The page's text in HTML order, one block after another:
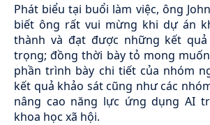
Phát biểu tại buổi làm việc, ông
biết ông rất vui mừng khi dự án
thành và đạt được những kết
trọng; đồng thời bày tỏ mong
phần trình bày chi tiết của nhóm
kết quả khảo sát cũng như các
nâng cao năng lực ứng dụng AI
khoa học xã hội.